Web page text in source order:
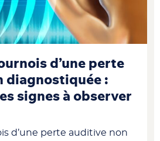
d’une perte
diagnostiquée :
signes à observer
d’une perte auditive non